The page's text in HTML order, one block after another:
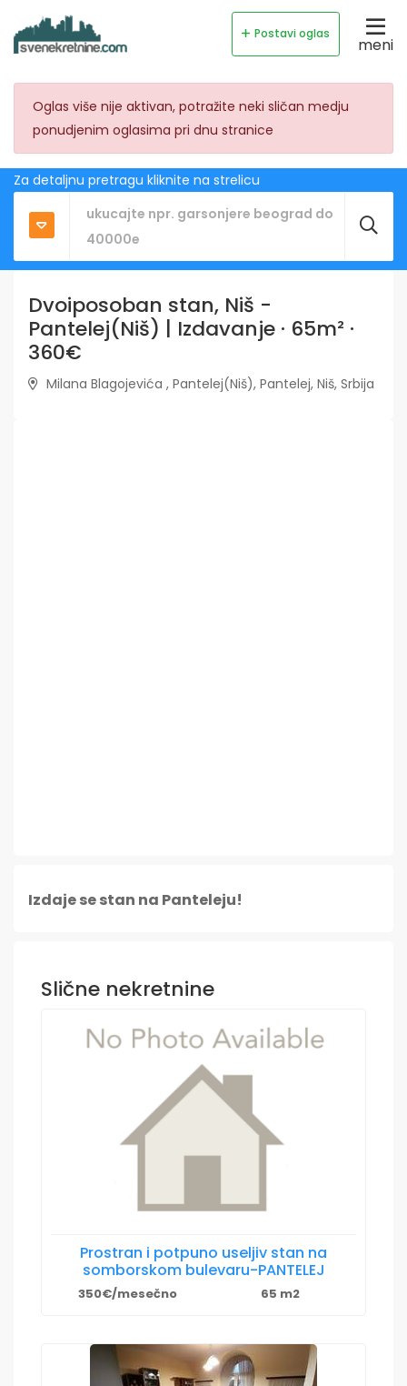
Postavi oglas
meni
Oglas više nije aktivan, potražite neki sličan medju
ponudjenim oglasima pri dnu stranice
Za detaljnu pretragu kliknite na strelicu
Dvoiposoban stan, Niš -
Pantelej(Niš) | Izdavanje · 65m² ·
360€
Milana Blagojevića , Pantelej(Niš), Pantelej, Niš, Srbija
Izdaje se stan na Panteleju!
Slične nekretnine
Prostran i potpuno useljiv stan na
somborskom bulevaru-PANTELEJ
350€/mesečno 65 m2